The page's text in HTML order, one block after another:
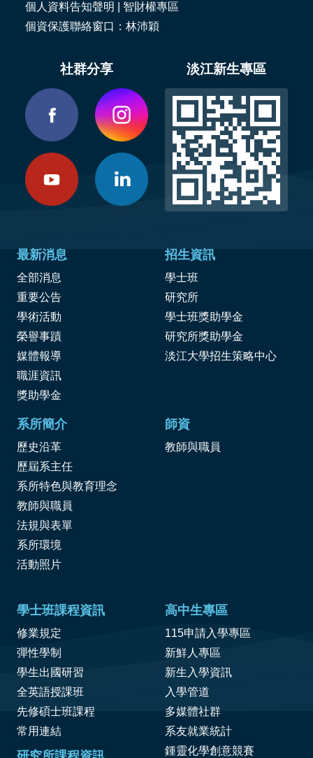
個人資料告知聲明
智財權專區
個資保護聯絡窗口：林沛穎
社群分享 淡江新生專區
最新消息
全部消息
重要公告
學術活動
榮譽事蹟
媒體報導
職涯資訊
獎助學金
招生資訊
學士班
研究所
學士班獎助學金
研究所獎助學金
淡江大學招生策略中心
系所簡介
歷史沿革
歷屆系主任
系所特色與教育理念
教師與職員
法規與表單
系所環境
活動照片
師資
教師與職員
學士班課程資訊
修業規定
彈性學制
學生出國研習
全英語授課班
先修碩士班課程
常用連結
高中生專區
115申請入學專區
新鮮人專區
新生入學資訊
入學管道
多媒體社群
系友就業統計
鍾靈化學創意競賽